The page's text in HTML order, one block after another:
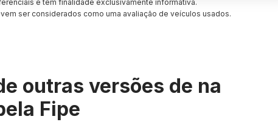
e têm finalidade exclusivamente informativa.
ser considerados como uma avaliação de veículos usados.
outras versões de na
Fipe